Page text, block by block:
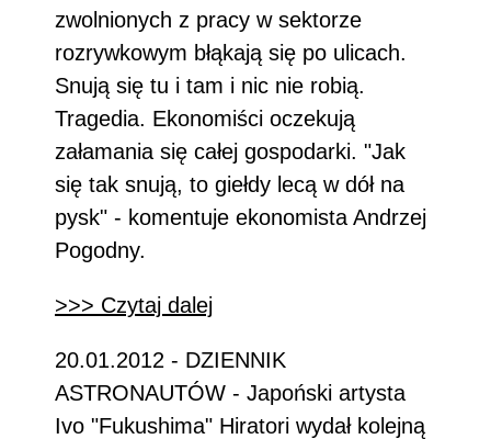
zwolnionych z pracy w sektorze
rozrywkowym błąkają się po ulicach.
Snują się tu i tam i nic nie robią.
Tragedia. Ekonomiści oczekują
załamania się całej gospodarki. "Jak
się tak snują, to giełdy lecą w dół na
pysk" - komentuje ekonomista Andrzej
Pogodny.
>>> Czytaj dalej
20.01.2012 - DZIENNIK
ASTRONAUTÓW - Japoński artysta
Ivo "Fukushima" Hiratori wydał kolejną